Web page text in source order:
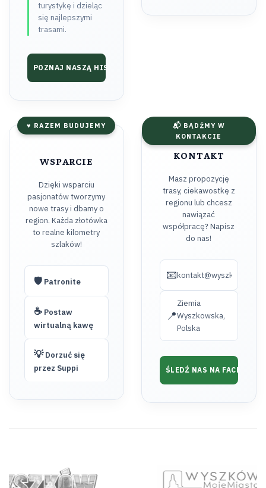
turystykę i dzieląc
się najlepszymi
trasami.
POZNAJ NASZĄ HISTORIĘ ➔
♥ RAZEM BUDUJEMY
WSPARCIE
Dzięki wsparciu
pasjonatów tworzymy
nowe trasy i dbamy o
region. Każda złotówka
to realne kilometry
szlaków!
🛡️Patronite
☕Postaw
wirtualną kawę
💡Dorzuć się
przez Suppi
📬 BĄDŹMY W
KONTAKCIE
KONTAKT
Masz propozycję
trasy, ciekawostkę z
regionu lub chcesz
nawiązać
współpracę? Napisz
do nas!
📧
📍
Ziemia
Wyszkowska,
Polska
ŚLEDŹ NAS NA